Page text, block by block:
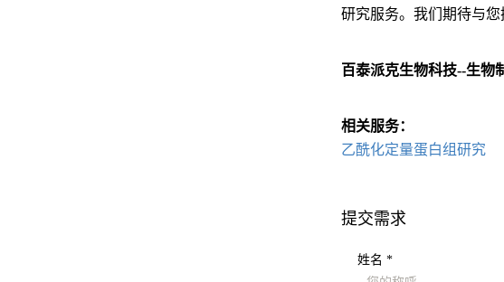
研究服务。我们期待与您
百泰派克生物科技--生物
相关服务：
乙酰化定量蛋白组研究
提交需求
姓名 *